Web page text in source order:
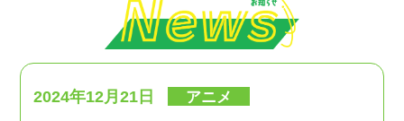
On Air
Introduction
2024年12月21日 アニメ